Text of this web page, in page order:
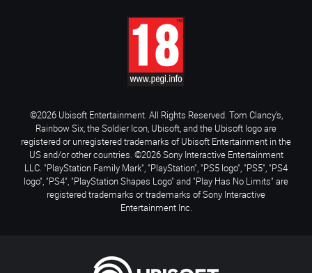
©2026 Ubisoft Entertainment. All Rights Reserved. Tom Clancy’s,
Rainbow Six, the Soldier Icon, Ubisoft, and the Ubisoft logo are
registered or unregistered trademarks of Ubisoft Entertainment in the
US and/or other countries. ©2026 Sony Interactive Entertainment
LLC. "PlayStation Family Mark", "PlayStation", "PS5 logo", "PS5", "PS4
logo", "PS4", "PlayStation Shapes Logo" and "Play Has No Limits" are
registered trademarks or trademarks of Sony Interactive
Entertainment Inc.